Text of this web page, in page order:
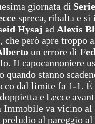
giornata di
spreca, ribalta e si
Hysaj ad Alexis
, che però apre troppo
un errore di
Il capocannoniere
stanno
dal limite fa 1-1.
e Lecce
Immobile va vicino al
al pareggio al